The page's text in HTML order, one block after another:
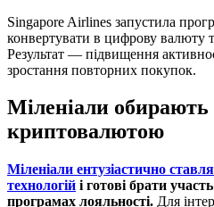
Singapore Airlines запустила
конвертувати в цифрову валюту
Результат — підвищення
зростання повторних покупок.
Міленіали обирають
криптовалютою
Міленіали ентузіастично
технологій і готові брати
програмах лояльності. Для